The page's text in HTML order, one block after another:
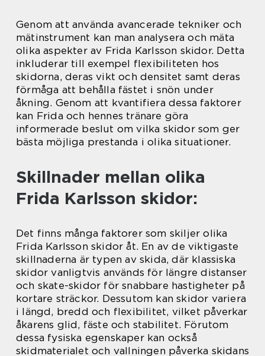
Genom att använda avancerade tekniker och
mätinstrument kan man analysera och mäta
olika aspekter av Frida Karlsson skidor. Detta
inkluderar till exempel flexibiliteten hos
skidorna, deras vikt och densitet samt deras
förmåga att behålla fästet i snön under
åkning. Genom att kvantifiera dessa faktorer
kan Frida och hennes tränare göra
informerade beslut om vilka skidor som ger
bästa möjliga prestanda i olika situationer.
Skillnader mellan olika
Frida Karlsson skidor:
Det finns många faktorer som skiljer olika
Frida Karlsson skidor åt. En av de viktigaste
skillnaderna är typen av skida, där klassiska
skidor vanligtvis används för längre distanser
och skate-skidor för snabbare hastigheter på
kortare sträckor. Dessutom kan skidor variera
i längd, bredd och flexibilitet, vilket påverkar
åkarens glid, fäste och stabilitet. Förutom
dessa fysiska egenskaper kan också
skidmaterialet och vallningen påverka skidans